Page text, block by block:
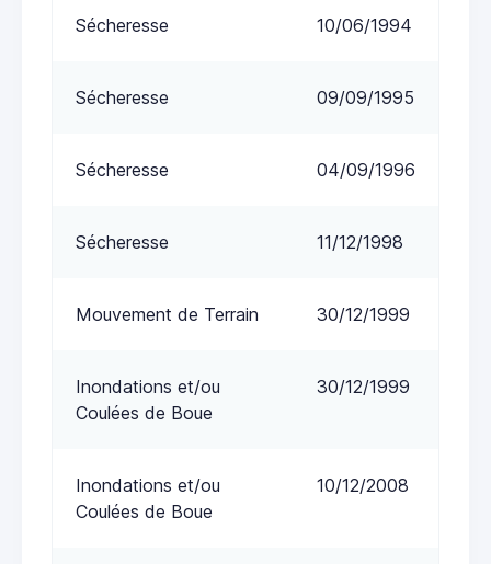
Sécheresse 10/06/1994
Sécheresse 09/09/1995
Sécheresse 04/09/1996
Sécheresse 11/12/1998
Mouvement de Terrain 30/12/1999
Inondations et/ou
Coulées de Boue
30/12/1999
Inondations et/ou
Coulées de Boue
10/12/2008